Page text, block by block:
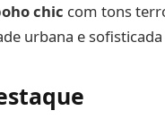
chic com tons
urbana e